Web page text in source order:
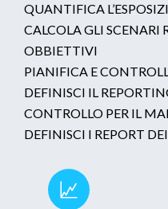
QUANTIFICA
CALCOLA GLI SCENARI
OBBIETTIVI
PIANIFICA E
DEFINISCI IL
CONTROLLO PER IL
DEFINISCI I REPORT